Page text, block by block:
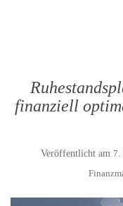
finanziell
Veröffentlicht am 7.